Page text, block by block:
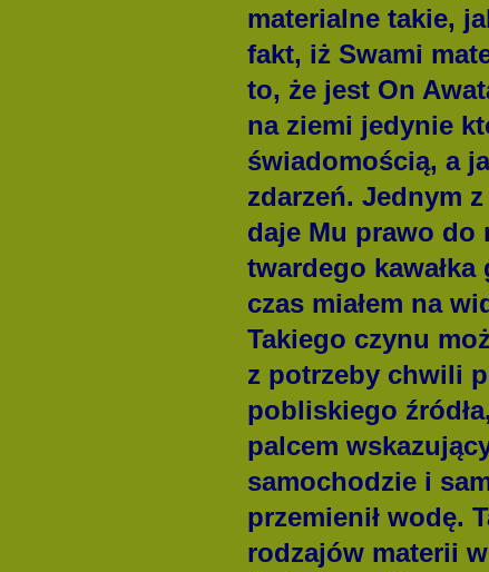
materialne takie,
fakt, iż Swami
to, że jest On
na ziemi jedynie
świadomością, a
zdarzeń. Jednym
daje Mu prawo do
twardego kawałka
czas miałem na
Takiego czynu
z potrzeby chwili
pobliskiego
palcem
samochodzie i
przemienił wodę.
rodzajów materii